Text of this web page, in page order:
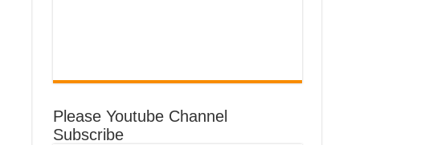
Please Youtube Channel
Subscribe